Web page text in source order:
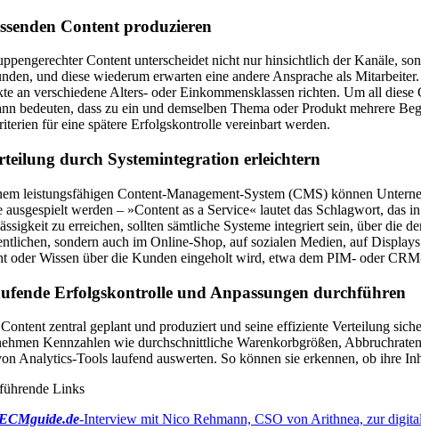
Content produzieren
Content unterscheidet nicht nur hinsichtlich der Kanäle,
und diese wiederum erwarten eine andere Ansprache als
an verschiedene Alters- oder Einkommensklassen richten. Um all
bedeuten, dass zu ein und demselben Thema oder Produkt mehrere
für eine spätere Erfolgskontrolle vereinbart werden.
durch Systemintegration erleichtern
leistungsfähigen Content-Management-System (CMS) können
ausgespielt werden – »Content as a Service« lautet das Schlagwort,
zu erreichen, sollten sämtliche Systeme integriert sein, über die
sondern auch im Online-Shop, auf sozialen Medien, auf
oder Wissen über die Kunden eingeholt wird, etwa dem PIM- oder
Erfolgskontrolle und Anpassungen durchführen
zentral geplant und produziert und seine effiziente Verteilung
Kennzahlen wie durchschnittliche Warenkorbgrößen,
Analytics-Tools laufend auswerten. So können sie erkennen, ob ihre
Links
-Interview mit Nico Rehmann, CSO von Arithnea, zur